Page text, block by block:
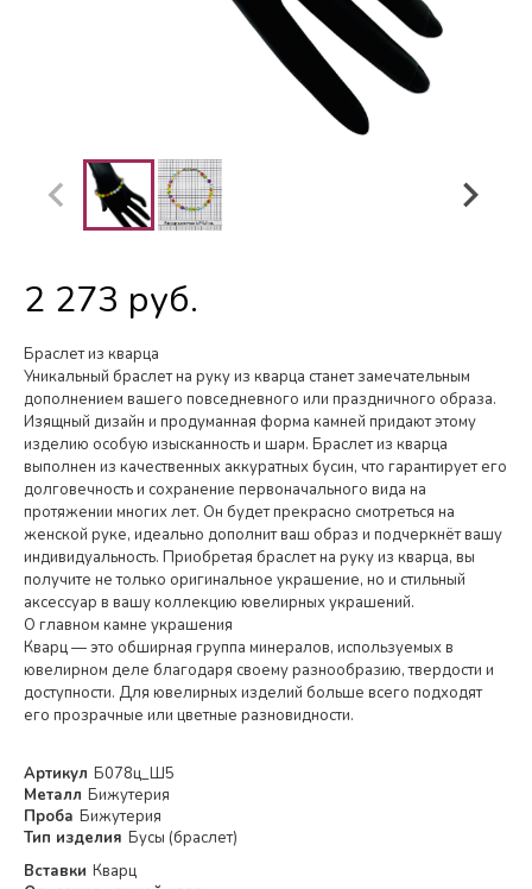
2 273 руб.
Браслет из кварца
Уникальный браслет на руку из кварца станет замечательным
дополнением вашего повседневного или праздничного образа.
Изящный дизайн и продуманная форма камней придают этому
изделию особую изысканность и шарм. Браслет из кварца
выполнен из качественных аккуратных бусин, что гарантирует его
долговечность и сохранение первоначального вида на
протяжении многих лет. Он будет прекрасно смотреться на
женской руке, идеально дополнит ваш образ и подчеркнёт вашу
индивидуальность. Приобретая браслет на руку из кварца, вы
получите не только оригинальное украшение, но и стильный
аксессуар в вашу коллекцию ювелирных украшений.
О главном камне украшения
Кварц — это обширная группа минералов, используемых в
ювелирном деле благодаря своему разнообразию, твердости и
доступности. Для ювелирных изделий больше всего подходят
его прозрачные или цветные разновидности.
Артикул Б078ц_Ш5
Металл Бижутерия
Проба Бижутерия
Тип изделия Бусы (браслет)
Вставки Кварц